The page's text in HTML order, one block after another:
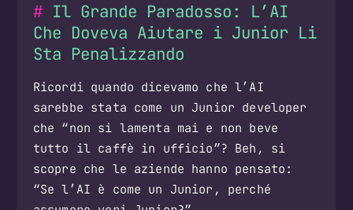
Il Grande Paradosso: L’AI
Che Doveva Aiutare i Junior Li
Sta Penalizzando
Ricordi quando dicevamo che l’AI
sarebbe stata come un Junior developer
che “non si lamenta mai e non beve
tutto il caffè in ufficio”? Beh, si
scopre che le aziende hanno pensato:
“Se l’AI è come un Junior, perché